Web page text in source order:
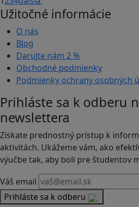
Užitočné informácie
O nás
Blog
Darujte nám 2 %
Obchodné podmienky
Podmienky ochrany osobných
Prihláste sa k odberu
newslettera
Získate prednostný prístup k
aktivitách. Ukážeme vám, ako
výučbe tak, aby boli pre študentov
Váš email
Prihláste sa k odberu